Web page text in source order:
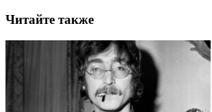
Читайте также